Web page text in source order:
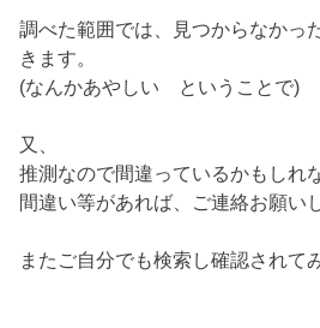
調べた範囲では、見つからなかっ
きます。
(なんかあやしい ということで)
又、
推測なので間違っているかもしれ
間違い等があれば、ご連絡お願い
またご自分でも検索し確認されて